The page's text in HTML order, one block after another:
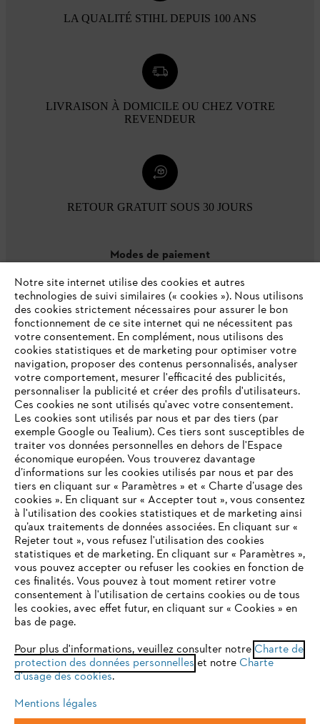
LA QUALITÉ STIHL DEPUIS 100 ANS
LIVRAISON À DOMICILE OU CHEZ VOTRE
REVENDEUR
RETOUR GRATUIT SOUS 30 JOURS
Modes de paiement
L'Entreprise
Questions / Réponses
Service
Conditions Générales de Vente
Politique de protection des données
Mentions légales Cookies
Conditions de garantie
VOTRE NAVIGATEUR INTERNET
N'EST PLUS PRIS EN CHARGE
Vous utilisez un navigateur Internet que nous ne prenons plus
en charge, et certaines fonctionnalités de notre site ne
peuvent fonctionner correctement. Pour une utilisation
optimale de notre site, nous vous recommandons de passer à
l'un des navigateurs suivants :
firefox chrome
Notre site internet utilise des cookies et autres
technologies de suivi similaires (« cookies »). Nous utilisons
des cookies strictement nécessaires pour assurer le bon
fonctionnement de ce site internet qui ne nécessitent pas
votre consentement. En complément, nous utilisons des
cookies statistiques et de marketing pour optimiser votre
navigation, proposer des contenus personnalisés, analyser
votre comportement, mesurer l'efficacité des publicités,
personnaliser la publicité et créer des profils d'utilisateurs.
Ces cookies ne sont utilisés qu'avec votre consentement.
Les cookies sont utilisés par nous et par des tiers (par
exemple Google ou Tealium). Ces tiers sont susceptibles de
traiter vos données personnelles en dehors de l'Espace
économique européen. Vous trouverez davantage
d’informations sur les cookies utilisés par nous et par des
tiers en cliquant sur « Paramètres » et « Charte d’usage des
cookies ». En cliquant sur « Accepter tout », vous consentez
à l'utilisation des cookies statistiques et de marketing ainsi
qu’aux traitements de données associées. En cliquant sur «
Rejeter tout », vous refusez l'utilisation des cookies
statistiques et de marketing. En cliquant sur « Paramètres »,
vous pouvez accepter ou refuser les cookies en fonction de
ces finalités. Vous pouvez à tout moment retirer votre
consentement à l'utilisation de certains cookies ou de tous
les cookies, avec effet futur, en cliquant sur « Cookies » en
bas de page.
Pour plus d'informations, veuillez consulter notre Charte de
protection des données personnelles et notre Charte
d'usage des cookies.
Mentions légales